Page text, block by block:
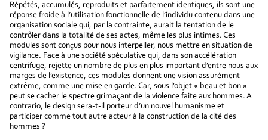
Répétés, accumulés, reproduits et parfaitement identiques, ils sont une
réponse froide à l’utilisation fonctionnelle de l’individu contenu dans une
organisation sociale qui, par la contrainte, aurait la tentation de le
contrôler dans la totalité de ses actes, même les plus intimes. Ces
modules sont conçus pour nous interpeller, nous mettre en situation de
vigilance. Face à une société spéculative qui, dans son accélération
centrifuge, rejette un nombre de plus en plus important d’entre nous aux
marges de l’existence, ces modules donnent une vision assurément
extrême, comme une mise en garde. Car, sous l’objet « beau et bon »
peut se cacher le spectre grimaçant de la violence faite aux hommes. A
contrario, le design sera-t-il porteur d’un nouvel humanisme et
participer comme tout autre acteur à la construction de la cité des
hommes ?